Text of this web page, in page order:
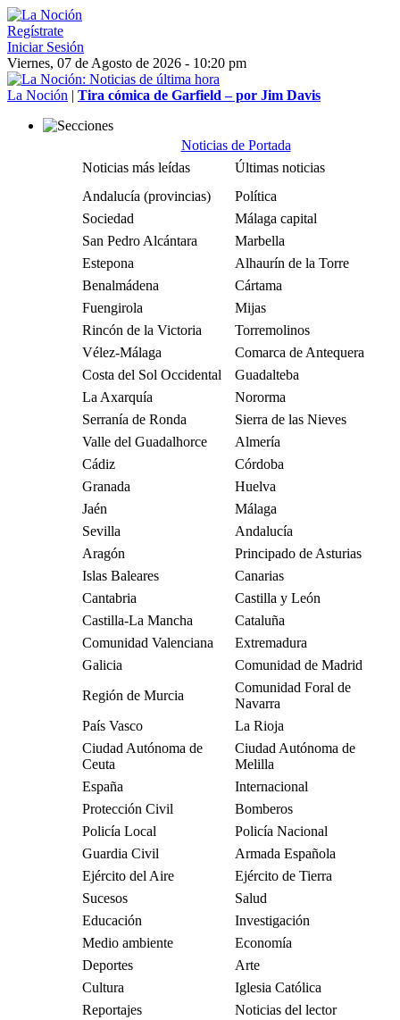
Regístrate
Iniciar Sesión
Viernes, 07 de Agosto de 2026 - 10:20 pm
La Noción | Tira cómica de Garfield – por Jim Davis
Noticias de Portada
Noticias más leídas
Últimas noticias
Andalucía (provincias)
Política
Sociedad
Málaga capital
San Pedro Alcántara
Marbella
Estepona
Alhaurín de la Torre
Benalmádena
Cártama
Fuengirola
Mijas
Rincón de la Victoria
Torremolinos
Vélez-Málaga
Comarca de Antequera
Costa del Sol Occidental
Guadalteba
La Axarquía
Nororma
Serranía de Ronda
Sierra de las Nieves
Valle del Guadalhorce
Almería
Cádiz
Córdoba
Granada
Huelva
Jaén
Málaga
Sevilla
Andalucía
Aragón
Principado de Asturias
Islas Baleares
Canarias
Cantabria
Castilla y León
Castilla-La Mancha
Cataluña
Comunidad Valenciana
Extremadura
Galicia
Comunidad de Madrid
Región de Murcia
Comunidad Foral de
Navarra
País Vasco
La Rioja
Ciudad Autónoma de
Ceuta
Ciudad Autónoma de
Melilla
España
Internacional
Protección Civil
Bomberos
Policía Local
Policía Nacional
Guardia Civil
Armada Española
Ejército del Aire
Ejército de Tierra
Sucesos
Salud
Educación
Investigación
Medio ambiente
Economía
Deportes
Arte
Cultura
Iglesia Católica
Reportajes
Noticias del lector